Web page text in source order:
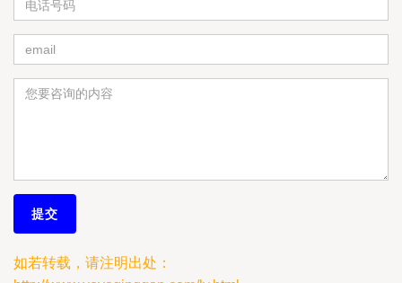
如若转载，请注明出处：